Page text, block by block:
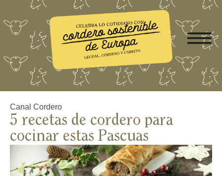
Canal Cordero
5 recetas de cordero para
cocinar estas Pascuas